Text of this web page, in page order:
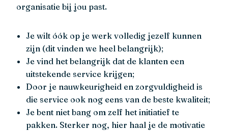
organisatie bij jou past.
Je wilt óók op je werk volledig jezelf kunnen
zijn (dit vinden we heel belangrijk);
Je vind het belangrijk dat de klanten een
uitstekende service krijgen;
Door je nauwkeurigheid en zorgvuldigheid is
die service ook nog eens van de beste kwaliteit;
Je bent niet bang om zelf het initiatief te
pakken. Sterker nog, hier haal je de motivatie